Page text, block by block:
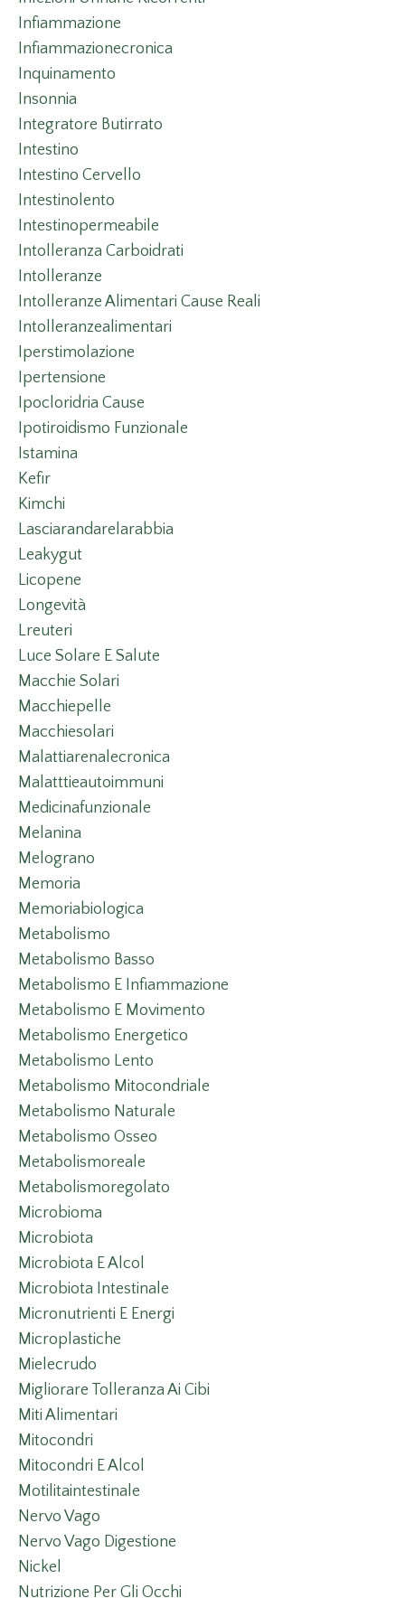
Infiammazione
Infiammazionecronica
Inquinamento
Insonnia
Integratore Butirrato
Intestino
Intestino Cervello
Intestinolento
Intestinopermeabile
Intolleranza Carboidrati
Intolleranze
Intolleranze Alimentari Cause Reali
Intolleranzealimentari
Iperstimolazione
Ipertensione
Ipocloridria Cause
Ipotiroidismo Funzionale
Istamina
Kefir
Kimchi
Lasciarandarelarabbia
Leakygut
Licopene
Longevità
Lreuteri
Luce Solare E Salute
Macchie Solari
Macchiepelle
Macchiesolari
Malattiarenalecronica
Malatttieautoimmuni
Medicinafunzionale
Melanina
Melograno
Memoria
Memoriabiologica
Metabolismo
Metabolismo Basso
Metabolismo E Infiammazione
Metabolismo E Movimento
Metabolismo Energetico
Metabolismo Lento
Metabolismo Mitocondriale
Metabolismo Naturale
Metabolismo Osseo
Metabolismoreale
Metabolismoregolato
Microbioma
Microbiota
Microbiota E Alcol
Microbiota Intestinale
Micronutrienti E Energi
Microplastiche
Mielecrudo
Migliorare Tolleranza Ai Cibi
Miti Alimentari
Mitocondri
Mitocondri E Alcol
Motilitaintestinale
Nervo Vago
Nervo Vago Digestione
Nickel
Nutrizione Per Gli Occhi